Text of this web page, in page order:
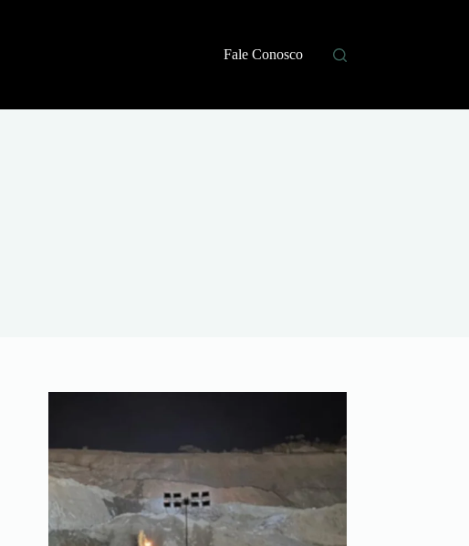
Fale Conosco